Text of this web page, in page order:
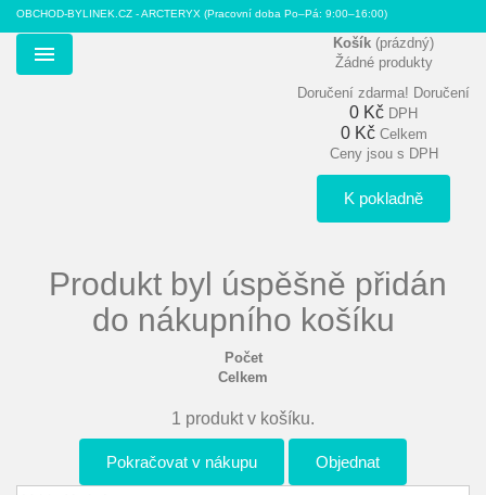
OBCHOD-BYLINEK.CZ - ARCTERYX (Pracovní doba Po–Pá: 9:00–16:00)
Menu
Košík (prázdný)
Žádné produkty
Doručení zdarma! Doručení
0 Kč DPH
0 Kč Celkem
Ceny jsou s DPH
K pokladně
Produkt byl úspěšně přidán
do nákupního košíku
Počet
Celkem
1 produkt v košíku.
Pokračovat v nákupu Objednat